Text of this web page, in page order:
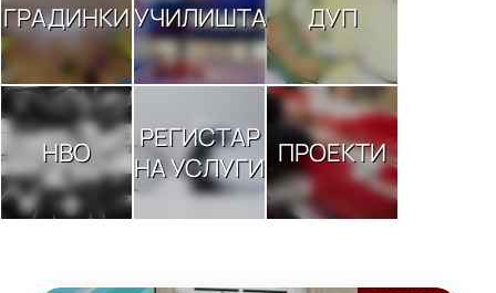
ГРАДИНКИУЧИЛИШТА ДУП
НВО
РЕГИСТАР
НА УСЛУГИ ПРОЕКТИ